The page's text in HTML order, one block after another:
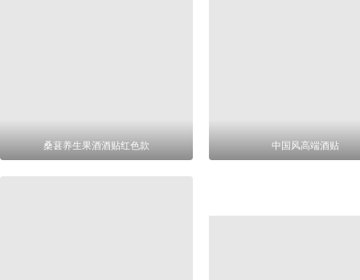
桑葚养生果酒酒贴红色款 中国风高端酒贴